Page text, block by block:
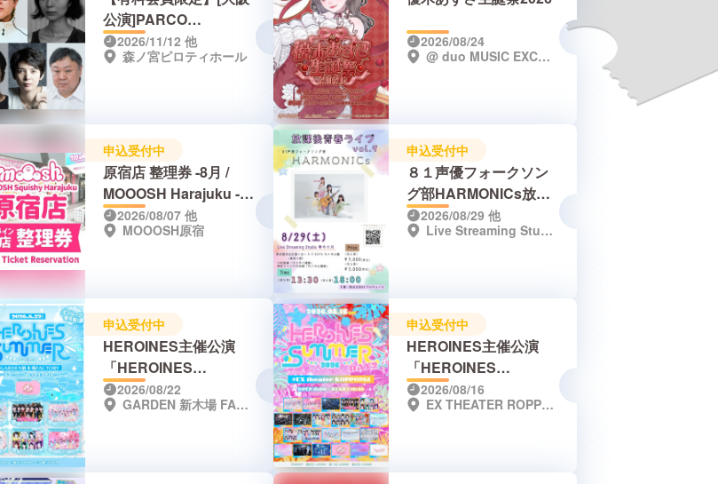
公演]PARCO
PRODUCE 2026『髪結
いの亭主』
2026/11/12 他
森ノ宮ピロティホール
2026/08/24
@ duo MUSIC EXCHANGE
申込受付中
原宿店 整理券 -8月 /
MOOOSH Harajuku -
Entry Ticket
Reservation - Aug.
2026/08/07 他
MOOOSH原宿
申込受付中
８１声優フォークソン
グ部HARMONICs放課
後青春ライブvol.9
2026/08/29 他
Live Streaming Studio春の小川
申込受付中
HEROINES主催公演
「HEROINES
SUMMER 納涼編」
2026/08/22
GARDEN 新木場 FACTORY
申込受付中
HEROINES主催公演
「HEROINES
SUMMER2026 DAY2」
2026/08/16
EX THEATER ROPPONGI